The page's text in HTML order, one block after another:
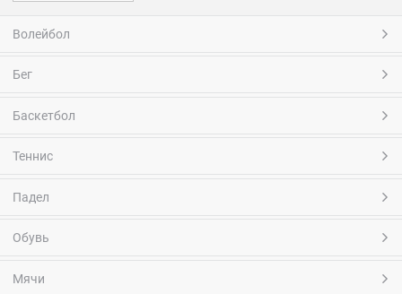
Волейбол
Бег
Баскетбол
Теннис
Падел
Обувь
Мячи